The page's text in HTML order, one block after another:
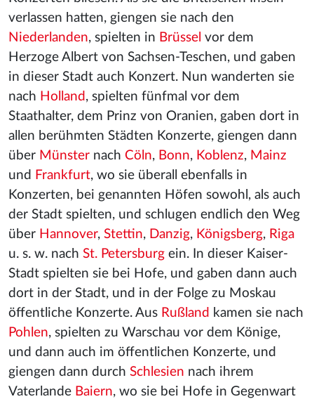
verlassen hatten, giengen sie nach den
Niederlanden, spielten in Brüssel vor dem
Herzoge Albert von Sachsen-Teschen, und gaben
in dieser Stadt auch Konzert. Nun wanderten sie
nach Holland , spielten fünfmal vor dem
Staathalter, dem Prinz von Oranien, gaben dort in
allen berühmten Städten Konzerte, giengen dann
über Münster nach Cöln, Bonn, Koblenz, Mainz
und Frankfurt, wo sie überall ebenfalls in
Konzerten, bei genannten Höfen sowohl, als auch
der Stadt spielten, und schlugen endlich den Weg
über Hannover, Stettin, Danzig, Königsberg, Riga
u. s. w. nach St. Petersburg ein. In dieser Kaiser-
Stadt spielten sie bei Hofe, und gaben dann auch
dort in der Stadt, und in der Folge zu Moskau
öffentliche Konzerte. Aus Rußland kamen sie nach
Pohlen, spielten zu Warschau vor dem Könige,
und dann auch im öffentlichen Konzerte, und
giengen dann durch Schlesien nach ihrem
Vaterlande Baiern, wo sie bei Hofe in Gegenwart